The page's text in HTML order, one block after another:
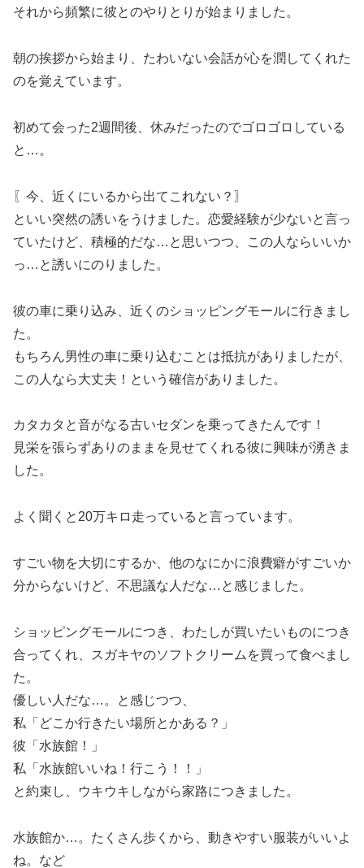
それから頻繁に彼とのやりとりが始まりました。
朝の挨拶から始まり、たわいない会話が心を潤してくれた
のを覚えています。
初めて会った2週間後、休みだったのでゴロゴロしている
と…。
〖今、近くにいるから出てこれない？〗
といい突然の誘いをうけました。恋愛経験が少ないと言っ
ていたけど、積極的だな…と思いつつ、この人ならいいか
っ…と誘いにのりました。
彼の車に乗り込み、近くのショッピングモールに行きまし
た。
もちろん男性の車に乗り込むことは抵抗がありましたが、
この人なら大丈夫！という確信がありました。
カタカタと音がなる古いセダンを乗ってきたんです！
見栄を張らずありのままを見せてくれる彼に興味が湧きま
した。
よく聞くと20万キロ走っていると言っています。
すごい物を大切にするか、他のなにかに浪費癖がすごいか
分からないけど、不思議な人だな…と感じました。
ショッピングモールにつき、わたしが買いたいものにつき
合ってくれ、スガキヤのソフトクリームを買って食べまし
た。
優しい人だな…。と感じつつ、
私「どこか行きたい場所とかある？」
彼「水族館！」
私「水族館いいね！行こう！！」
と約束し、ウキウキしながら家路につきました。
水族館か…。たくさん歩くから、動きやすい服装がいいよ
ね。など